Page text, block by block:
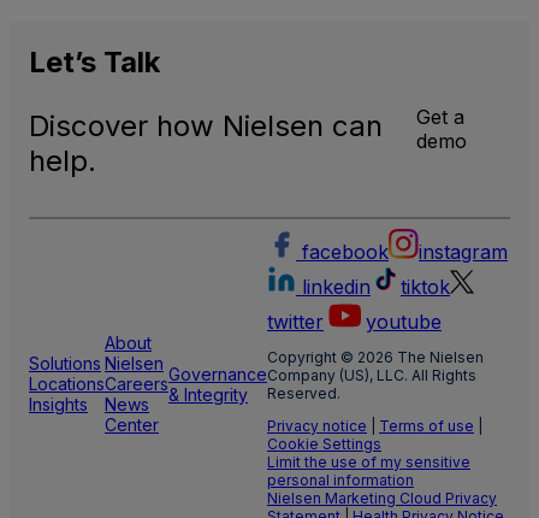
Let’s Talk
Discover how Nielsen can
help.
Get a
demo
Solutions
Locations
Insights
About
Nielsen
Careers
News
Center
Governance
& Integrity
facebook
instagram
linkedin
tiktok
twitter
youtube
Copyright © 2026 The Nielsen
Company (US), LLC. All Rights
Reserved.
Privacy notice
Terms of use
Cookie Settings
Limit the use of my sensitive
personal information
Nielsen Marketing Cloud Privacy